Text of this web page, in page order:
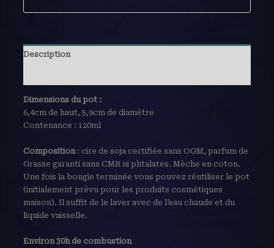
Description
Dimensions du pot :
6,4cm de haut, 5,9cm de diamètre
Contenance : 120ml
Composition: cire de soja certifiée sans OGM, parfum de
Grasse garanti sans CMR ni phtalates. Mèche en coton.
Une fois la bougie terminée vous pouvez réutiliser le pot
(initialement prévu pour les produits cosmétiques
maison). Il suffit de le laver avec de l’eau chaude et du
liquide vaisselle.
Environ 30h de combustion